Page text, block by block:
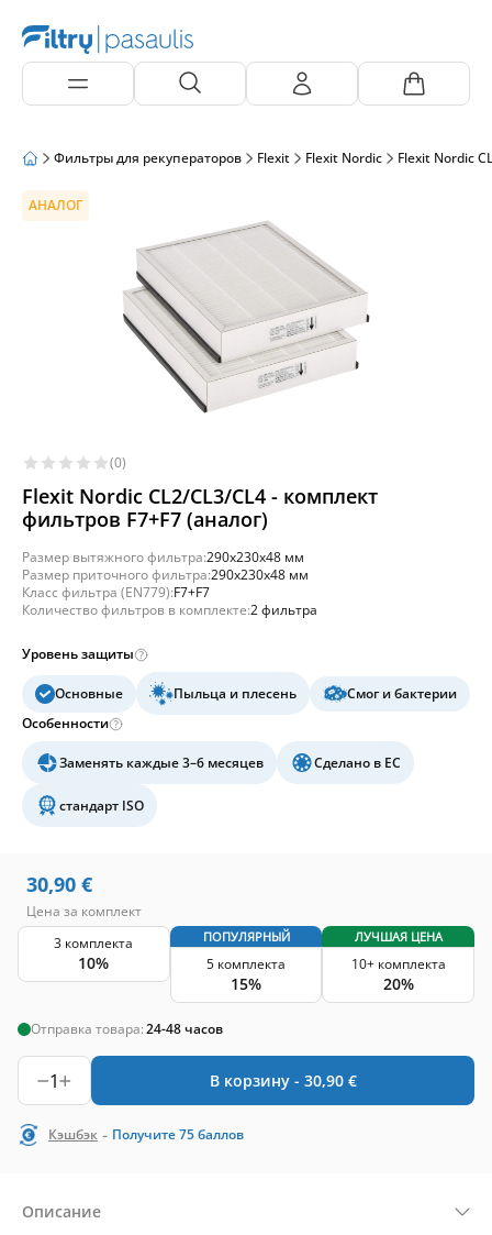
Фильтры для рекуператоров Flexit Flexit Nordic Flexit Nordic
АНАЛОГ
(0)
Flexit Nordic CL2/CL3/CL4 - комплект
фильтров F7+F7 (аналог)
Размер вытяжного фильтра:290x230x48 мм
Размер приточного фильтра:290x230x48 мм
Класс фильтра (EN779):F7+F7
Количество фильтров в комплекте:2 фильтра
Уровень защиты
Основные Пыльца и плесень
Смог и бактерии
Особенности
Заменять каждые 3–6 месяцев Сделано в ЕС
стандарт ISO
30,90 €
Цена за комплект
3 комплекта
10%
ПОПУЛЯРНЫЙ
5 комплекта
15%
ЛУЧШАЯ ЦЕНА
10+ комплекта
20%
Отправка товара:24-48 часов
1 В корзину - 30,90 €
Кэшбэк - Получите75баллов
Описание